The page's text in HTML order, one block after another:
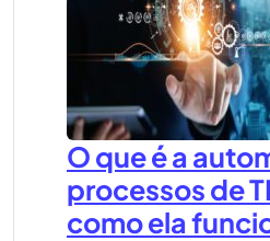
O que é a
processos de
como ela